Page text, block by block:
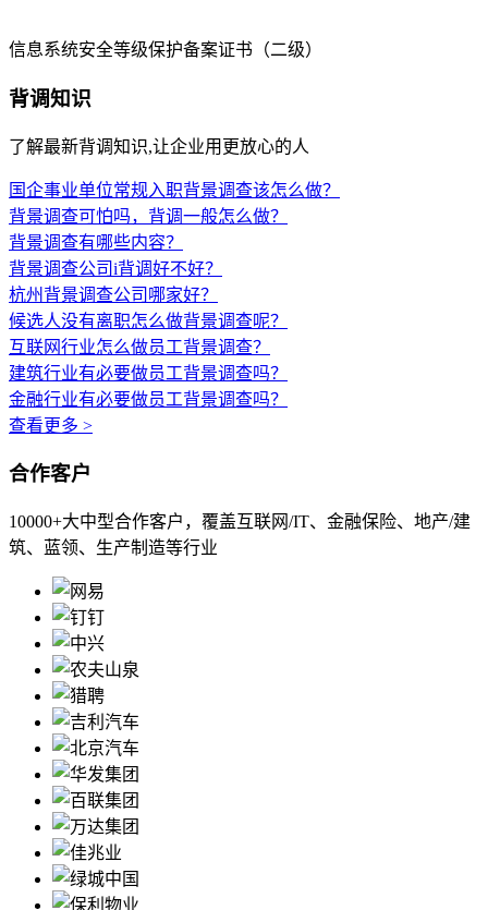
信息系统安全等级保护备案证书（二级）
背调知识
了解最新背调知识,让企业用更放心的人
国企事业单位常规入职背景调查该怎么做？
背景调查可怕吗，背调一般怎么做？
背景调查有哪些内容？
背景调查公司i背调好不好？
杭州背景调查公司哪家好？
候选人没有离职怎么做背景调查呢？
互联网行业怎么做员工背景调查？
建筑行业有必要做员工背景调查吗？
金融行业有必要做员工背景调查吗？
查看更多 >
合作客户
10000+大中型合作客户，覆盖互联网/IT、金融保险、地产/建
筑、蓝领、生产制造等行业